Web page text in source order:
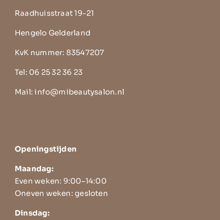
Raadhuisstraat 19-21
Hengelo Gelderland
KvK nummer: 83547207
Tel: 06 25 32 36 23
Mail:info@mibeautysalon.nl
Openingstijden
Maandag:
Even weken: 9:00–14:00
Oneven weken: gesloten
Dinsdag: